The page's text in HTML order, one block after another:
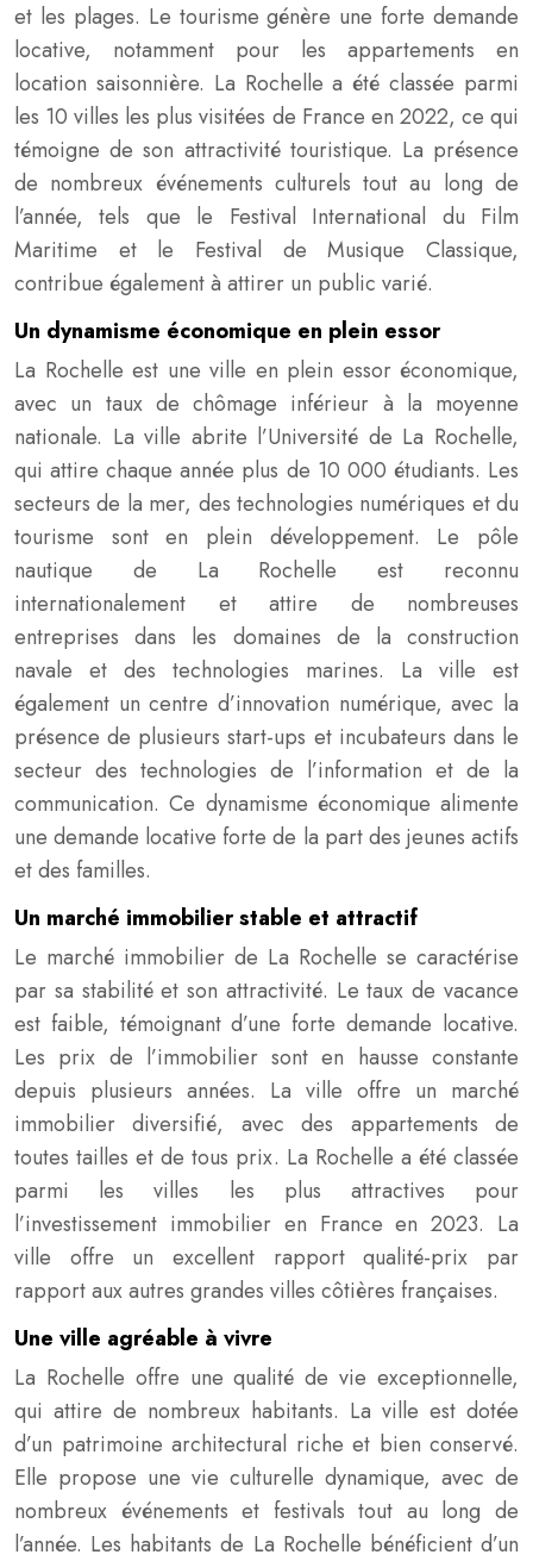
et les plages. Le tourisme génère une forte demande
locative, notamment pour les appartements en
location saisonnière. La Rochelle a été classée parmi
les 10 villes les plus visitées de France en 2022, ce qui
témoigne de son attractivité touristique. La présence
de nombreux événements culturels tout au long de
l’année, tels que le Festival International du Film
Maritime et le Festival de Musique Classique,
contribue également à attirer un public varié.
Un dynamisme économique en plein essor
La Rochelle est une ville en plein essor économique,
avec un taux de chômage inférieur à la moyenne
nationale. La ville abrite l’Université de La Rochelle,
qui attire chaque année plus de 10 000 étudiants. Les
secteurs de la mer, des technologies numériques et du
tourisme sont en plein développement. Le pôle
nautique de La Rochelle est reconnu
internationalement et attire de nombreuses
entreprises dans les domaines de la construction
navale et des technologies marines. La ville est
également un centre d’innovation numérique, avec la
présence de plusieurs start-ups et incubateurs dans le
secteur des technologies de l’information et de la
communication. Ce dynamisme économique alimente
une demande locative forte de la part des jeunes actifs
et des familles.
Un marché immobilier stable et attractif
Le marché immobilier de La Rochelle se caractérise
par sa stabilité et son attractivité. Le taux de vacance
est faible, témoignant d’une forte demande locative.
Les prix de l’immobilier sont en hausse constante
depuis plusieurs années. La ville offre un marché
immobilier diversifié, avec des appartements de
toutes tailles et de tous prix. La Rochelle a été classée
parmi les villes les plus attractives pour
l’investissement immobilier en France en 2023. La
ville offre un excellent rapport qualité-prix par
rapport aux autres grandes villes côtières françaises.
Une ville agréable à vivre
La Rochelle offre une qualité de vie exceptionnelle,
qui attire de nombreux habitants. La ville est dotée
d’un patrimoine architectural riche et bien conservé.
Elle propose une vie culturelle dynamique, avec de
nombreux événements et festivals tout au long de
l’année. Les habitants de La Rochelle bénéficient d’un